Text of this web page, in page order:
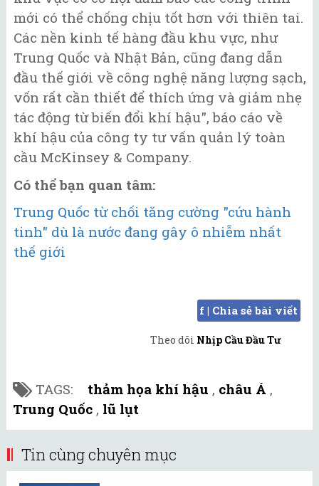
mới có thể chống chịu tốt hơn với thiên tai.
Các nền kinh tế hàng đầu khu vực, như
Trung Quốc và Nhật Bản, cũng đang dẫn
đầu thế giới về công nghệ năng lượng sạch,
vốn rất cần thiết để thích ứng và giảm nhẹ
tác động từ biến đổi khí hậu", báo cáo về
khí hậu của công ty tư vấn quản lý toàn
cầu McKinsey & Company.
Có thể bạn quan tâm:
Trung Quốc từ chối tăng cường "cứu hành
tinh" dù là nước đang gây ô nhiễm nhất
thế giới
f | Chia sẻ bài viết
Theo dõi Nhịp Cầu Đầu Tư
TAGS: thảm họa khí hậu , châu Á ,
Trung Quốc , lũ lụt
Tin cùng chuyên mục